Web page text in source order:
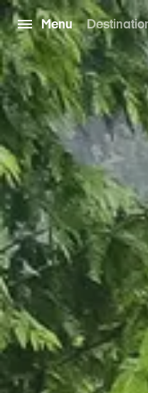
Menu